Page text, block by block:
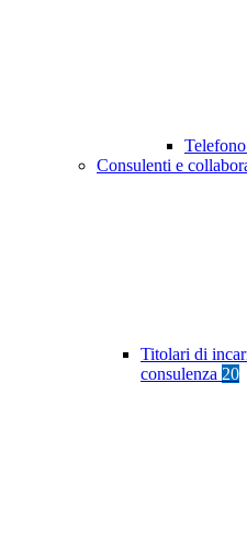
Consulenti e
Titolari di
consulenza 20